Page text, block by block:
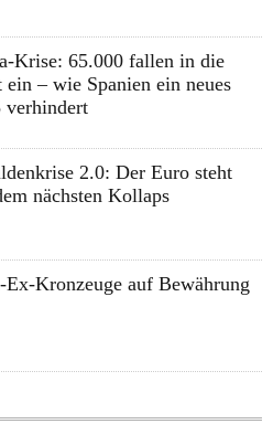
Krise: 65.000 fallen in die
ein – wie Spanien ein neues
verhindert
2.0: Der Euro steht
nächsten Kollaps
Ex-Kronzeuge auf Bewährung